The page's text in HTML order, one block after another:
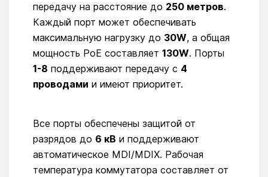
передачу на расстояние до 250 метров.
Каждый порт может обеспечивать
максимальную нагрузку до 30W, а общая
мощность PoE составляет 130W. Порты
1-8 поддерживают передачу с 4
проводами и имеют приоритет.
Все порты обеспечены защитой от
разрядов до 6 кВ и поддерживают
автоматическое MDI/MDIX. Рабочая
температура коммутатора составляет от